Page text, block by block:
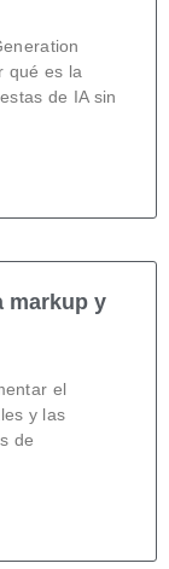
qué es la
de IA sin
markup y
el
y las
de